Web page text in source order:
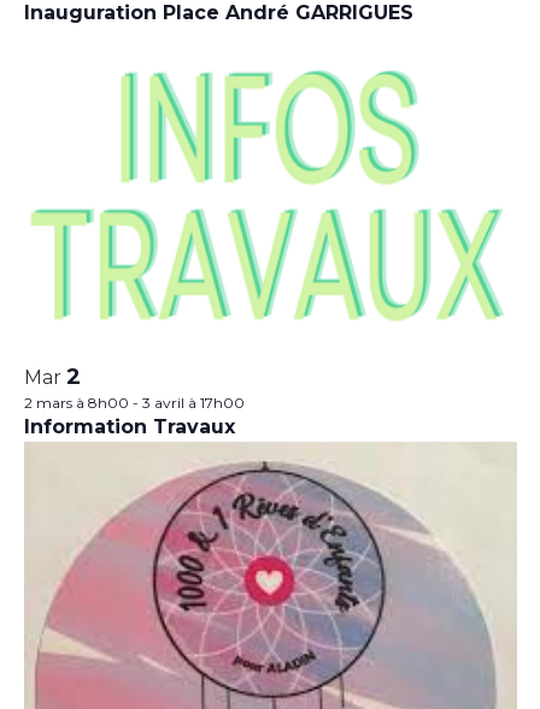
Inauguration Place André GARRIGUES
Mar 2
2 mars à 8h00 - 3 avril à 17h00
Information Travaux